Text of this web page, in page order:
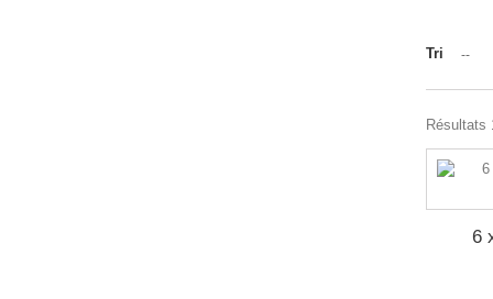
Tri --
Résultats
6